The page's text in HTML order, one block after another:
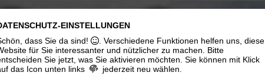
Katholische
Gemeinde "St.
Marien"
EINSTELLUNGEN
dass Sie da sind!
. Verschiedene Funktionen helfen uns, diese
für Sie interessanter und nützlicher zu machen.
Bitte
Sie jetzt, was Sie aktivieren möchten. Sie können mit Klick
das Icon unten links
jederzeit neu wählen.